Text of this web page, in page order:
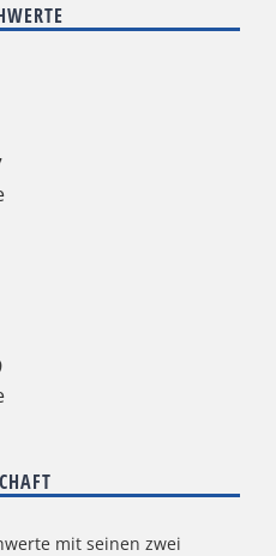
mit seinen zwei